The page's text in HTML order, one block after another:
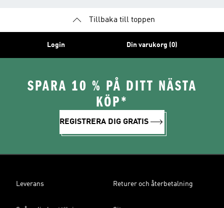
Tillbaka till toppen
Login Din varukorg (0)
SPARA 10 % PÅ DITT NÄSTA
KÖP*
REGISTRERA DIG GRATIS
Leverans Returer och återbetalning